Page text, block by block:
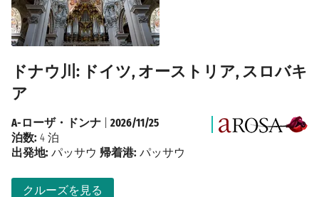
ドナウ川: ドイツ, オーストリア, スロバキ
ア
クルーズを見る
A-ローザ・ドンナ
2026/11/25
泊数: 4 泊
出発地: パッサウ 帰着港: パッサウ